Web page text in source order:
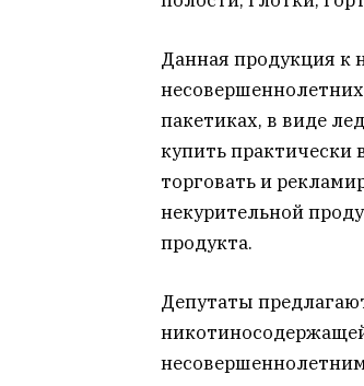
Данная продукция к
пакетиках, в виде
купить практически
торговать и
некурительной
продукта.
Депутаты